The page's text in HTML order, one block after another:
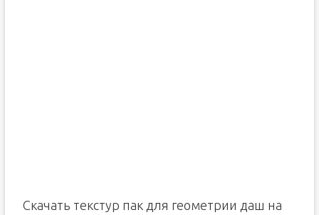
Скачать текстур пак для геометрии даш на